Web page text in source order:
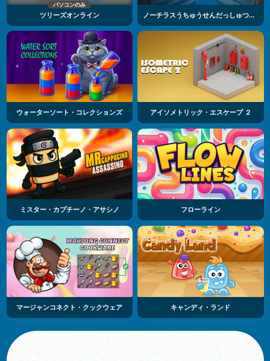
パソコンのみ
ツリーズオンライン ノーチラスうちゅうせんだっしゅつパズル
ウォーターソート・コレクションズ アイソメトリック・エスケープ ２
ミスター・カプチーノ・アサシノ フローライン
マージャンコネクト・クックウェア キャンディ・ランド